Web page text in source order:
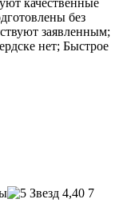
качественные
без
заявленным;
нет; Быстрое
4,40 7